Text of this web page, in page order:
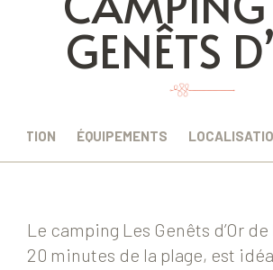
GENÊTS
ÉQUIPEMENTS
Le camping Les Genêts d’Or
20 minutes de la plage, est